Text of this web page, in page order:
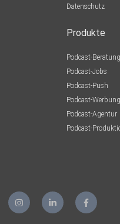
Datenschutz
Produkte
Podcast-Beratung
Podcast-Jobs
Podcast-Push
Podcast-Werbung
Podcast-Agentur
Podcast-